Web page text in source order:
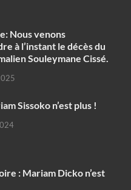
Nous venons
à l’instant le décès du
Souleymane Cissé.
Sissoko n’est plus !
: Mariam Dicko n’est